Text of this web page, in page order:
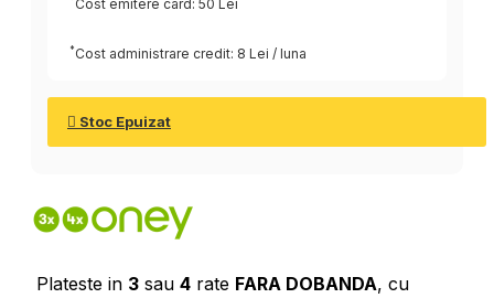
Cost emitere card: 50 Lei
* Cost administrare credit: 8 Lei / luna
Stoc Epuizat
Plateste in 3 sau 4 rate FARA DOBANDA, cu